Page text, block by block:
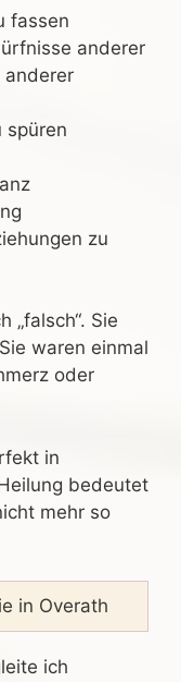
fassen
anderer
anderer
spüren
zu
„falsch“. Sie
waren einmal
oder
in
bedeutet
mehr so
in Overath
ich